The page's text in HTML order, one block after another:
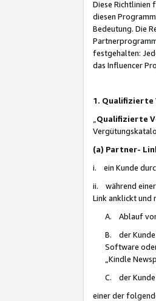
Diese Richtlinien
diesen
Bedeutung. Die
festgehalten:
das Influencer
1. Qualifizierte
Qualifizierte
(a) Partner-
i. ein Kunde
ii. während einer
Link anklickt und
A. Ablauf
B. der Kunde
Software oder
„Kindle
C. der Kunde
einer der